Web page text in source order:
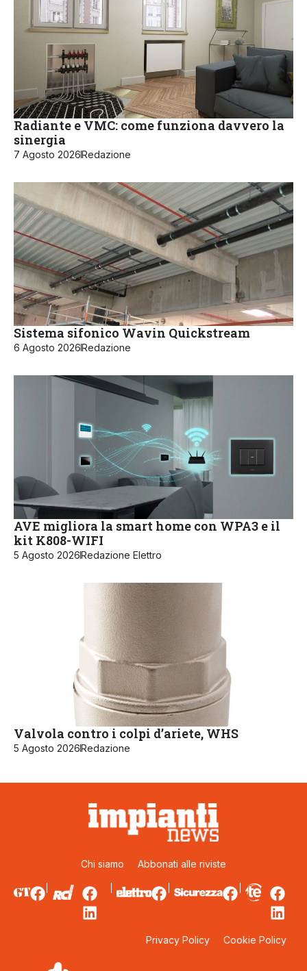
Radiante e VMC: come funziona davvero la
sinergia
7 Agosto 2026Redazione
Sistema sifonico Wavin Quickstream
6 Agosto 2026Redazione
AVE migliora la smart home con WPA3 e il
kit K808-WIFI
5 Agosto 2026Redazione Elettro
Valvola contro i colpi d’ariete, WHS
5 Agosto 2026Redazione
Chi siamo Abbonati alle riviste
Privacy Policy Cookie Policy